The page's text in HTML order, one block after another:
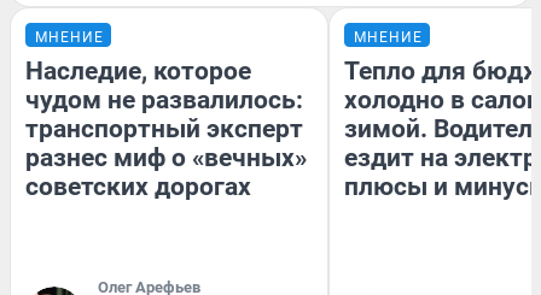
МНЕНИЕ
Наследие, которое
чудом не развалилось:
транспортный эксперт
разнес миф о «вечных»
советских дорогах
Олег Арефьев
МНЕНИЕ
Тепло для
холодно в
зимой.
ездит на
плюсы и